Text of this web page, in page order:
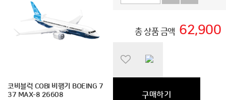
코비블럭 COBI 비행기 BOEING 7
37 MAX-8 26608
총 상품 금액 62,900
구매하기